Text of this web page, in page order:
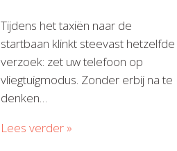
Tijdens het taxiën naar de
startbaan klinkt steevast hetzelfde
verzoek: zet uw telefoon op
vliegtuigmodus. Zonder erbij na te
denken…
Lees verder »